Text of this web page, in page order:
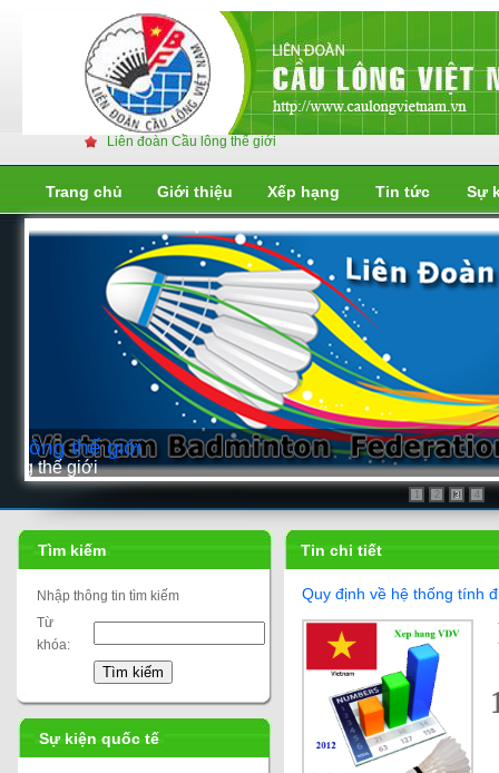
Liên đoàn Cầu lông thế giới
Trang chủ Giới thiệu Xếp hạng Tin tức Sự
Liên đoàn cầu lông thế giới
Liên đoàn cầu lông thế giới
1 2 3 4
Tìm kiếm
Nhập thông tin tìm kiếm
Từ
khóa:
Sự kiện quốc tế
Tin chi tiết
Quy định về hệ thống tính